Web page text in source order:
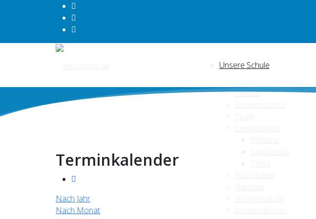
Unsere Schule
Leitbild
Terminkalender
Nach Jahr
Nach Monat